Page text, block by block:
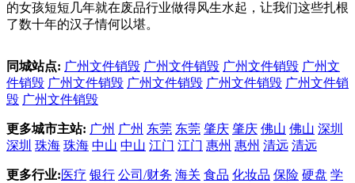
的女孩短短几年就在废品行业做得风生水起，让我们这些扎根
了数十年的汉子情何以堪。
同城站点: 广州文件销毁 广州文件销毁 广州文件销毁 广州文
件销毁 广州文件销毁 广州文件销毁 广州文件销毁 广州文件销
毁 广州文件销毁
更多城市主站: 广州 广州 东莞 东莞 肇庆 肇庆 佛山 佛山 深圳
深圳 珠海 珠海 中山 中山 江门 江门 惠州 惠州 清远 清远
更多行业:医疗 银行 公司/财务 海关 食品 化妆品 保险 硬盘 学